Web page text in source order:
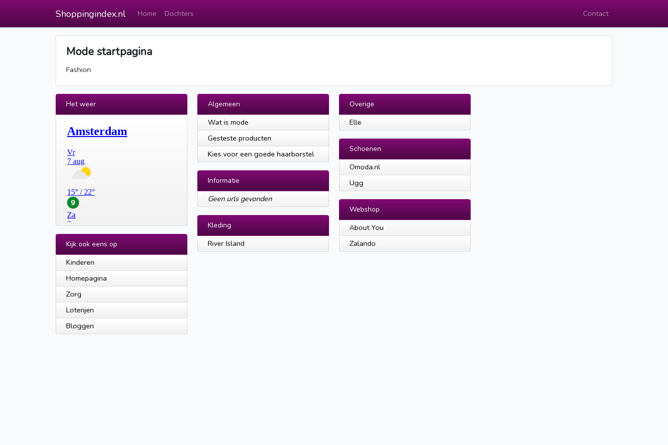
Shoppingindex.nl Home Dochters Contact
Mode startpagina
Fashion
Het weer
Kijk ook eens op
Kinderen
Homepagina
Zorg
Loterijen
Bloggen
Algemeen
Wat is mode
Gesteste producten
Kies voor een goede haarborstel
Informatie
Geen urls gevonden
Kleding
River Island
Overige
Elle
Schoenen
Omoda.nl
Ugg
Webshop
About You
Zalando